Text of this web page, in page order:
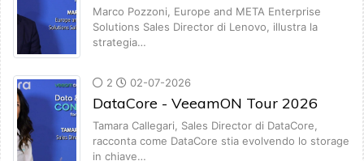
Marco Pozzoni, Europe and META Enterprise
Solutions Sales Director di Lenovo, illustra la
strategia…
2 02-07-2026
DataCore - VeeamON Tour 2026
Tamara Callegari, Sales Director di DataCore,
racconta come DataCore stia evolvendo lo storage
in chiave…